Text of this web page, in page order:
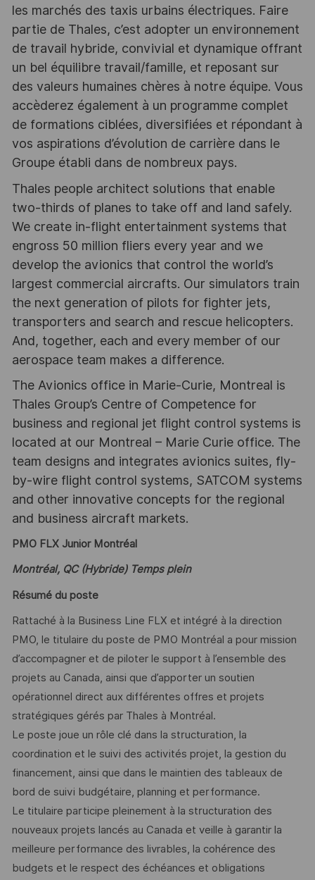
les marchés des taxis urbains électriques. Faire
partie de Thales, c’est adopter un environnement
de travail hybride, convivial et dynamique offrant
un bel équilibre travail/famille, et reposant sur
des valeurs humaines chères à notre équipe. Vous
accèderez également à un programme complet
de formations ciblées, diversifiées et répondant à
vos aspirations d’évolution de carrière dans le
Groupe établi dans de nombreux pays.
Thales people architect solutions that enable
two-thirds of planes to take off and land safely.
We create in-flight entertainment systems that
engross 50 million fliers every year and we
develop the avionics that control the world’s
largest commercial aircrafts. Our simulators train
the next generation of pilots for fighter jets,
transporters and search and rescue helicopters.
And, together, each and every member of our
aerospace team makes a difference.
The Avionics office in Marie-Curie, Montreal is
Thales Group’s Centre of Competence for
business and regional jet flight control systems is
located at our Montreal – Marie Curie office. The
team designs and integrates avionics suites, fly-
by-wire flight control systems, SATCOM systems
and other innovative concepts for the regional
and business aircraft markets.
PMO FLX Junior Montréal
Montréal, QC (Hybride) Temps plein
Résumé du poste
Rattaché à la Business Line FLX et intégré à la direction
PMO, le titulaire du poste de PMO Montréal a pour mission
d’accompagner et de piloter le support à l’ensemble des
projets au Canada, ainsi que d’apporter un soutien
opérationnel direct aux différentes offres et projets
stratégiques gérés par Thales à Montréal.
Le poste joue un rôle clé dans la structuration, la
coordination et le suivi des activités projet, la gestion du
financement, ainsi que dans le maintien des tableaux de
bord de suivi budgétaire, planning et performance.
Le titulaire participe pleinement à la structuration des
nouveaux projets lancés au Canada et veille à garantir la
meilleure performance des livrables, la cohérence des
budgets et le respect des échéances et obligations